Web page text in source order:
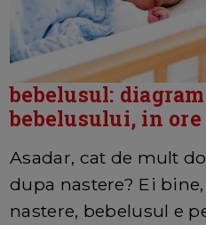
bebelusul:
bebelusului, in
Asadar, cat de mult
dupa nastere? Ei
nastere, bebelusul e